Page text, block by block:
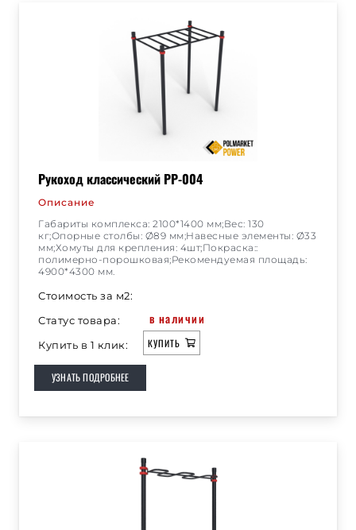
Рукоход классический РР-004
Описание
Габариты комплекса: 2100*1400 мм;Вес: 130
кг;Опорные столбы: Ø89 мм;Навесные элементы: Ø33
мм;Хомуты для крепления: 4шт;Покраска::
полимерно-порошковая;Рекомендуемая площадь:
4900*4300 мм.
Стоимость за м2:
Статус товара:
в наличии
Купить в 1 клик: КУПИТЬ
УЗНАТЬ ПОДРОБНЕЕ